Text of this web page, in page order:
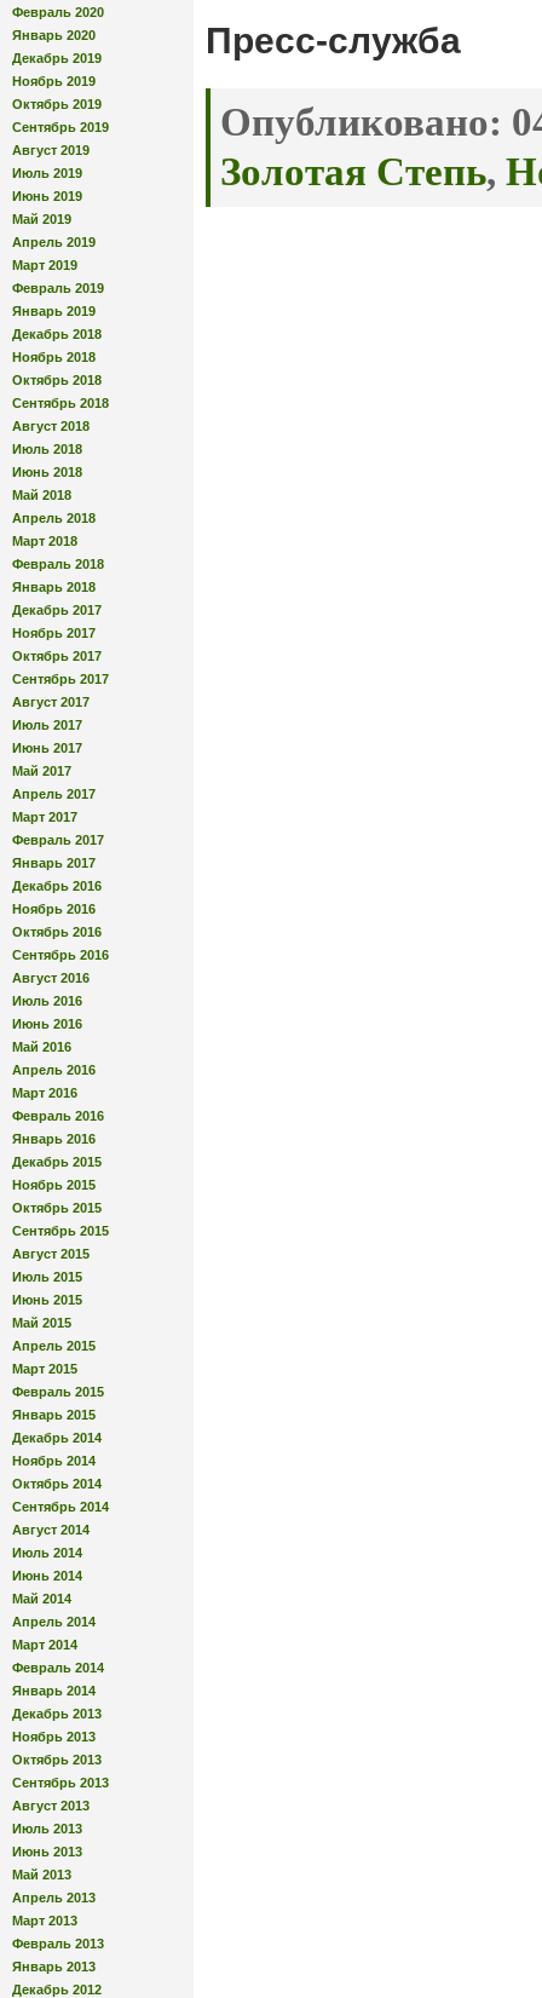
Февраль 2020
Январь 2020
Декабрь 2019
Ноябрь 2019
Октябрь 2019
Сентябрь 2019
Август 2019
Июль 2019
Июнь 2019
Май 2019
Апрель 2019
Март 2019
Февраль 2019
Январь 2019
Декабрь 2018
Ноябрь 2018
Октябрь 2018
Сентябрь 2018
Август 2018
Июль 2018
Июнь 2018
Май 2018
Апрель 2018
Март 2018
Февраль 2018
Январь 2018
Декабрь 2017
Ноябрь 2017
Октябрь 2017
Сентябрь 2017
Август 2017
Июль 2017
Июнь 2017
Май 2017
Апрель 2017
Март 2017
Февраль 2017
Январь 2017
Декабрь 2016
Ноябрь 2016
Октябрь 2016
Сентябрь 2016
Август 2016
Июль 2016
Июнь 2016
Май 2016
Апрель 2016
Март 2016
Февраль 2016
Январь 2016
Декабрь 2015
Ноябрь 2015
Октябрь 2015
Сентябрь 2015
Август 2015
Июль 2015
Июнь 2015
Май 2015
Апрель 2015
Март 2015
Февраль 2015
Январь 2015
Декабрь 2014
Ноябрь 2014
Октябрь 2014
Сентябрь 2014
Август 2014
Июль 2014
Июнь 2014
Май 2014
Апрель 2014
Март 2014
Февраль 2014
Январь 2014
Декабрь 2013
Ноябрь 2013
Октябрь 2013
Сентябрь 2013
Август 2013
Июль 2013
Июнь 2013
Май 2013
Апрель 2013
Март 2013
Февраль 2013
Январь 2013
Декабрь 2012
Пресс-служба
Опубликовано:
Золотая Степь,